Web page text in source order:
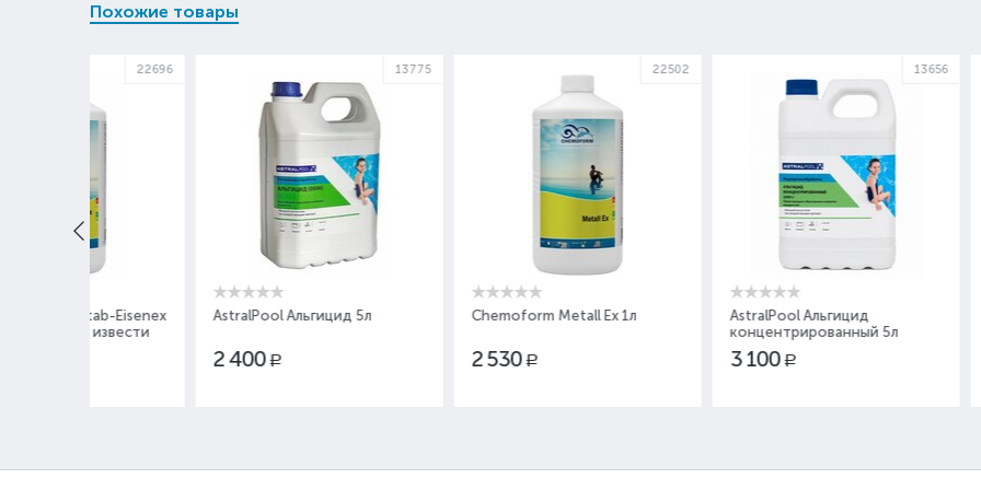
Похожие товары
AstralPool Альгицид 5л Chemoform Metall Ex 1л
AstralPool Альгицид
концентрированный 5л
AstralPool
6кг